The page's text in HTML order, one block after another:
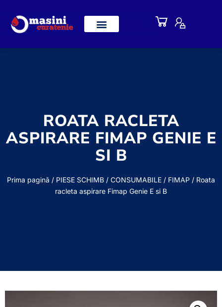
ROATA RACLETA
ASPIRARE FIMAP GENIE E
SI B
Prima pagină / PIESE SCHIMB / CONSUMABILE / FIMAP / Roata
racleta aspirare Fimap Genie E si B